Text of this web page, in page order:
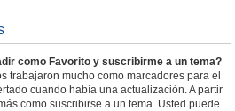
como Favorito y suscribirme a un tema?
trabajaron mucho como marcadores para el
cuando había una actualización. A partir
como suscribirse a un tema. Usted puede